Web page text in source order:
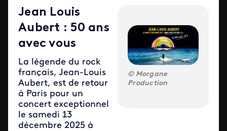
Jean Louis
Aubert : 50 ans
avec vous
La légende du rock
français, Jean-Louis
Aubert, est de retour
à Paris pour un
concert exceptionnel
le samedi 13
décembre 2025 à
Morgane
Production